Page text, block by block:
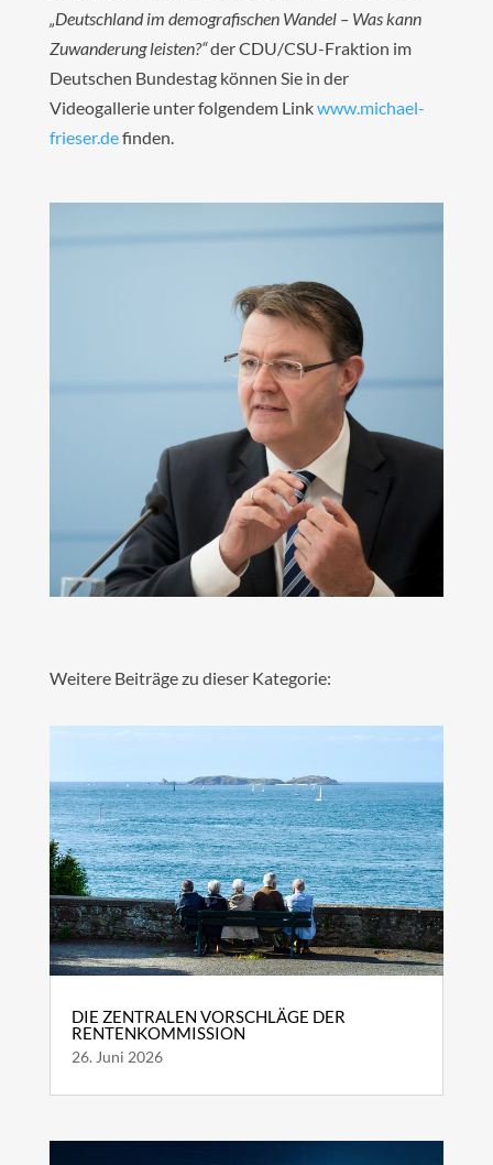
„Deutschland im demografischen Wandel – Was kann
Zuwanderung leisten?“der CDU/CSU-Fraktion im
Deutschen Bundestag können Sie in der
Videogallerie unter folgendem Linkwww.michael-
frieser.definden.
Weitere Beiträge zu dieser Kategorie:
DIE ZENTRALEN VORSCHLÄGE DER
RENTENKOMMISSION
26. Juni 2026